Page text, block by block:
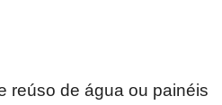
reúso de água ou painéis